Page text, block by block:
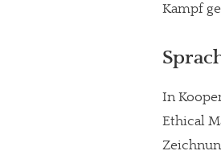
Kampf
In
Ethical